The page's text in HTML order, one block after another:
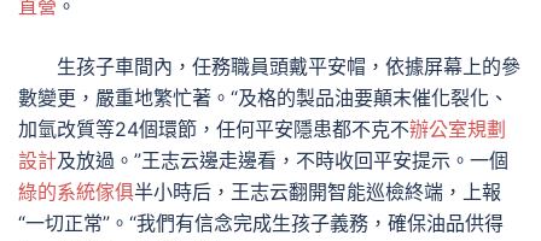
直營 。
生孩子車間內，任務職員頭戴平安帽，依據屏幕上的參
數變更，嚴重地繁忙著。“及格的製品油要顛末催化裂化、
加氫改質等24個環節，任何平安隱患都不克不辦公室規劃
設計及放過。”王志云邊走邊看，不時收回平安提示。一個
綠的系統傢俱半小時后，王志云翻開智能巡檢終端，上報
“一切正常”。“我們有信念完成生孩子義務，確保油品供得